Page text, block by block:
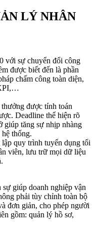
LÝ NHÂN
với sự chuyển đổi công
được biết đến là phần
chấm công toàn diện,
được tính toán
Deadline thể hiện rõ
giúp tăng sự nhịp nhàng
thống.
quy trình tuyển dụng tối
viên, lưu trữ mọi dữ liệu
sự giúp doanh nghiệp vận
phải tùy chỉnh toàn bộ
đơn giản, cho phép người
gồm: quản lý hồ sơ,